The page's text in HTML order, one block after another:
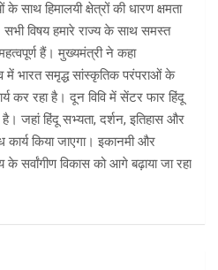
के साथ हिमालयी क्षेत्रों की धारण क्षमता
सभी विषय हमारे राज्य के साथ समस्त
हैं। मुख्यमंत्री ने कहा
में भारत समृद्ध सांस्कृतिक परंपराओं के
कर रहा है। दून विवि में सेंटर फार हिंदू
जहां हिंदू सभ्यता, दर्शन, इतिहास और
किया जाएगा। इकानमी और
सर्वांगीण विकास को आगे बढ़ाया जा रहा